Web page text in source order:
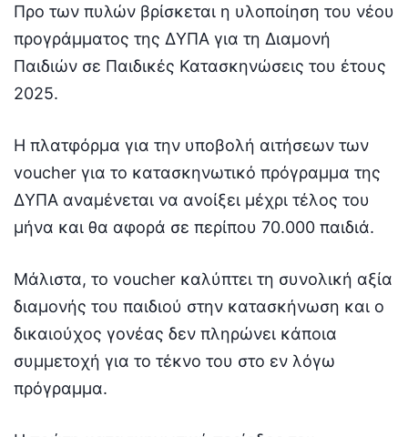
Προ των πυλών βρίσκεται η υλοποίηση του νέου
προγράμματος της ΔΥΠΑ για τη Διαμονή
Παιδιών σε Παιδικές Κατασκηνώσεις του έτους
2025.
Η πλατφόρμα για την υποβολή αιτήσεων των
voucher για το κατασκηνωτικό πρόγραμμα της
ΔΥΠΑ αναμένεται να ανοίξει μέχρι τέλος του
μήνα και θα αφορά σε περίπου 70.000 παιδιά.
Μάλιστα, το voucher καλύπτει τη συνολική αξία
διαμονής του παιδιού στην κατασκήνωση και ο
δικαιούχος γονέας δεν πληρώνει κάποια
συμμετοχή για το τέκνο του στο εν λόγω
πρόγραμμα.